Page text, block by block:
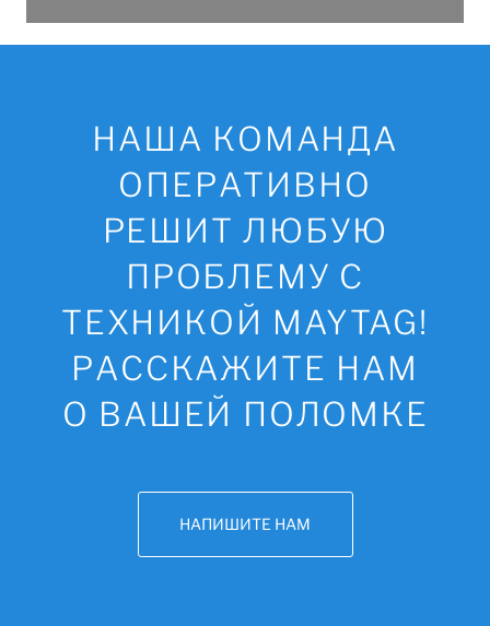
НАША КОМАНДА
ОПЕРАТИВНО
РЕШИТ ЛЮБУЮ
ПРОБЛЕМУ С
ТЕХНИКОЙ MAYTAG!
РАССКАЖИТЕ НАМ
О ВАШЕЙ ПОЛОМКЕ
НАПИШИТЕ НАМ